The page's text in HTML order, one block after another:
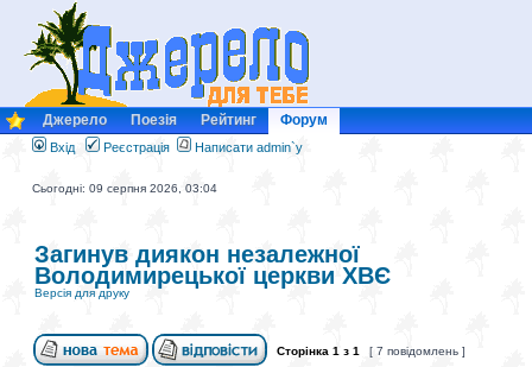
Джерело Поезія Рейтинг Форум
Вхід Реєстрація Написати admin`у
Сьогодні: 09 серпня 2026, 03:04
Загинув диякон незалежної
Володимирецької церкви ХВЄ
Версія для друку
Сторінка 1 з 1 [ 7 повідомлень ]